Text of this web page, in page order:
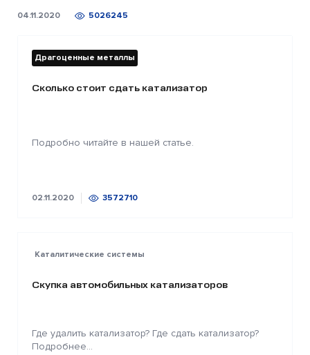
04.11.2020 5026245
Драгоценные металлы
Сколько стоит сдать катализатор
Подробно читайте в нашей статье.
02.11.2020 3572710
Каталитические системы
Скупка автомобильных катализаторов
Где удалить катализатор? Где сдать катализатор?
Подробнее...